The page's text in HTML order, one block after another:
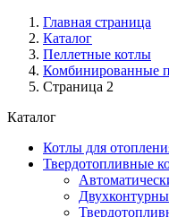
Главная страница
Каталог
Пеллетные котлы
Комбинированные
Страница 2
Каталог
Котлы для
Твердотопливные